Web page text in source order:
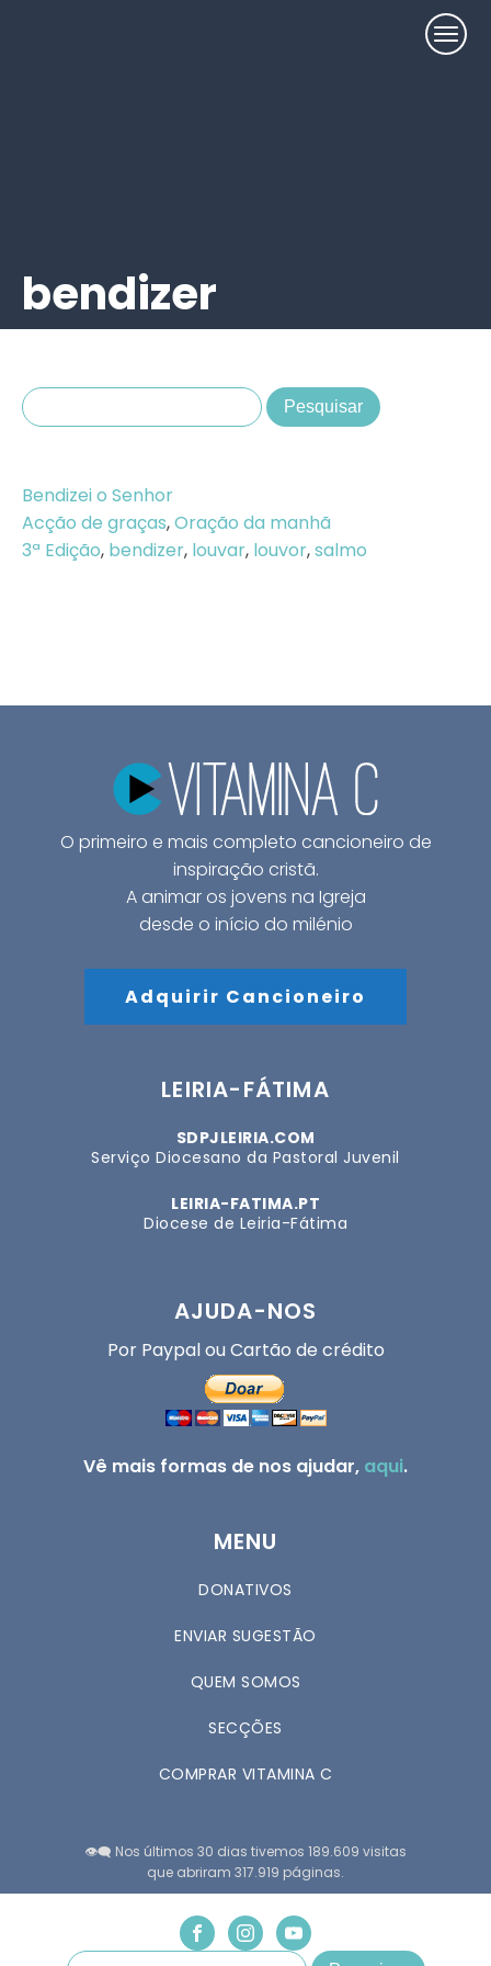
bendizer
Bendizei o Senhor
Acção de graças,Oração da manhã
3ª Edição, bendizer, louvar, louvor,salmo
O primeiro e mais completo cancioneiro de
inspiração cristã.
A animar os jovens na Igreja
desde o início do milénio
Adquirir Cancioneiro
LEIRIA-FÁTIMA
SDPJLEIRIA.COM
Serviço Diocesano da Pastoral Juvenil
LEIRIA-FATIMA.PT
Diocese de Leiria-Fátima
AJUDA-NOS
Por Paypal ou Cartão de crédito
Vê mais formas de nos ajudar, aqui.
MENU
DONATIVOS
ENVIAR SUGESTÃO
QUEM SOMOS
SECÇÕES
COMPRAR VITAMINA C
👁️‍🗨️ Nos últimos 30 dias tivemos 189.609 visitas
que abriram 317.919 páginas.